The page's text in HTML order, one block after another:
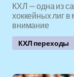
КХЛ — одна из
хоккейных лиг
внимание
КХЛ переходы